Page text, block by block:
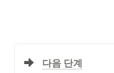
다음 단계